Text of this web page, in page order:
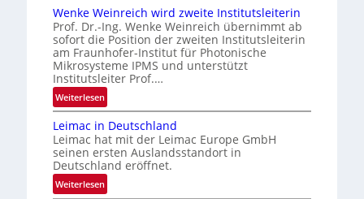
e
i
m
A
u
t
r
a
g
e
e
n
f
ü
r
d
e
C
M
O
n
g
l
o
r
e
n
s
o
r
i
Wenke Weinreich wird zweite Institutsleiterin
Prof. Dr.-Ing. Wenke Weinreich übernimmt ab
sofort die Position der zweiten Institutsleiterin
am Fraunhofer-Institut für Photonische
Mikrosysteme IPMS und unterstützt
Institutsleiter Prof.…
Weiterlesen:
W
n
k
e
W
Leimac in Deutschland
Leimac hat mit der Leimac Europe GmbH
seinen ersten Auslandsstandort in
Deutschland eröffnet.
Weiterlesen: